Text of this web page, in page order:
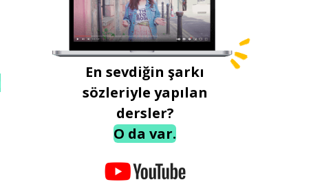
En sevdiğin şarkı
sözleriyle yapılan
dersler?
O da var.